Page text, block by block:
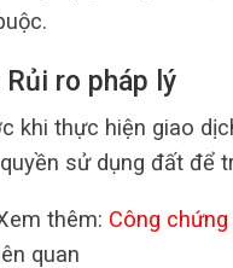
Rủi ro pháp lý
khi thực hiện giao
sử dụng đất để
thêm: Công
quan